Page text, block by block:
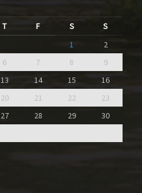
T F S
S
1
2
6 7 8
9
13 14 15
16
20 21 22
23
27 28 29
30